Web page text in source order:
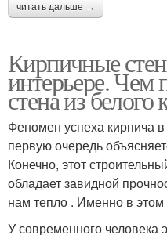
читать дальше →
Кирпичные
интерьере. Чем
стена из белого
Феномен успеха кирпича
первую очередь
Конечно, этот
обладает завидной
нам тепло . Именно в этом
У современного человека